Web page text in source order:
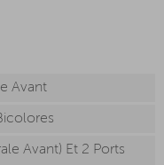
Avant
Avant) Et 2 Ports